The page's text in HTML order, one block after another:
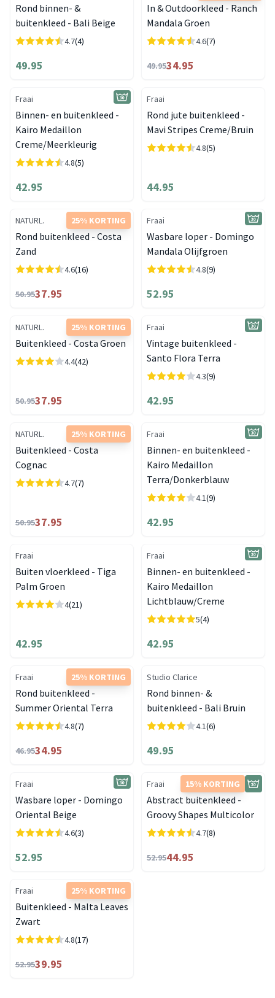
Rond binnen- &
buitenkleed - Bali Beige
4.7(4)
49.95
In & Outdoorkleed - Ranch
Mandala Groen
4.6(7)
49.9534.95
Fraai
Binnen- en buitenkleed -
Kairo Medaillon
Creme/Meerkleurig
4.8(5)
42.95
Fraai
Rond jute buitenkleed -
Mavi Stripes Creme/Bruin
4.8(5)
44.95
25% KORTING
NATURL.
Rond buitenkleed - Costa
Zand
4.6(16)
50.9537.95
Fraai
Wasbare loper - Domingo
Mandala Olijfgroen
4.8(9)
52.95
25% KORTING
NATURL.
Buitenkleed - Costa Groen
4.4(42)
50.9537.95
Fraai
Vintage buitenkleed -
Santo Flora Terra
4.3(9)
42.95
25% KORTING
NATURL.
Buitenkleed - Costa
Cognac
4.7(7)
50.9537.95
Fraai
Binnen- en buitenkleed -
Kairo Medaillon
Terra/Donkerblauw
4.1(9)
42.95
Fraai
Buiten vloerkleed - Tiga
Palm Groen
4(21)
42.95
Fraai
Binnen- en buitenkleed -
Kairo Medaillon
Lichtblauw/Creme
5(4)
42.95
25% KORTING
Fraai
Rond buitenkleed -
Summer Oriental Terra
4.8(7)
46.9534.95
Studio Clarice
Rond binnen- &
buitenkleed - Bali Bruin
4.1(6)
49.95
Fraai
Wasbare loper - Domingo
Oriental Beige
4.6(3)
52.95
15% KORTING
Fraai
Abstract buitenkleed -
Groovy Shapes Multicolor
4.7(8)
52.9544.95
25% KORTING
Fraai
Buitenkleed - Malta Leaves
Zwart
4.8(17)
52.9539.95